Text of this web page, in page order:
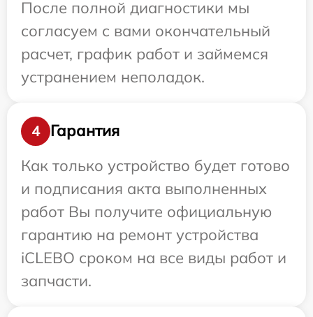
После полной диагностики мы
согласуем с вами окончательный
расчет, график работ и займемся
устранением неполадок.
4
Гарантия
Как только устройство будет готово
и подписания акта выполненных
работ Вы получите официальную
гарантию на ремонт устройства
iCLEBO сроком на все виды работ и
запчасти.